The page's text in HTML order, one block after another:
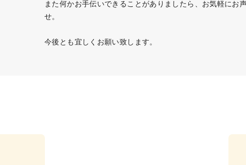
また何かお手伝いできることがありましたら、お気軽にお
せ。
今後とも宜しくお願い致します。